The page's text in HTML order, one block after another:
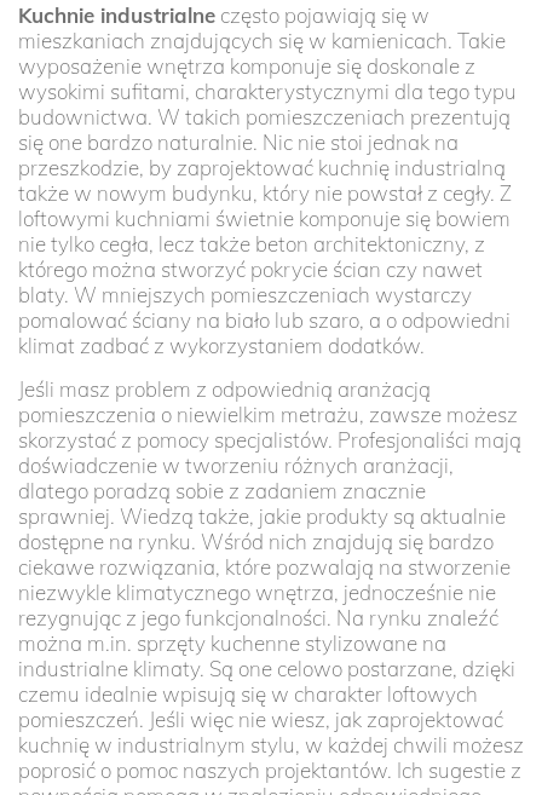
Kuchnie industrialne często pojawiają się w
mieszkaniach znajdujących się w kamienicach. Takie
wyposażenie wnętrza komponuje się doskonale z
wysokimi sufitami, charakterystycznymi dla tego typu
budownictwa. W takich pomieszczeniach prezentują
się one bardzo naturalnie. Nic nie stoi jednak na
przeszkodzie, by zaprojektować kuchnię industrialną
także w nowym budynku, który nie powstał z cegły. Z
loftowymi kuchniami świetnie komponuje się bowiem
nie tylko cegła, lecz także beton architektoniczny, z
którego można stworzyć pokrycie ścian czy nawet
blaty. W mniejszych pomieszczeniach wystarczy
pomalować ściany na biało lub szaro, a o odpowiedni
klimat zadbać z wykorzystaniem dodatków.
Jeśli masz problem z odpowiednią aranżacją
pomieszczenia o niewielkim metrażu, zawsze możesz
skorzystać z pomocy specjalistów. Profesjonaliści mają
doświadczenie w tworzeniu różnych aranżacji,
dlatego poradzą sobie z zadaniem znacznie
sprawniej. Wiedzą także, jakie produkty są aktualnie
dostępne na rynku. Wśród nich znajdują się bardzo
ciekawe rozwiązania, które pozwalają na stworzenie
niezwykle klimatycznego wnętrza, jednocześnie nie
rezygnując z jego funkcjonalności. Na rynku znaleźć
można m.in. sprzęty kuchenne stylizowane na
industrialne klimaty. Są one celowo postarzane, dzięki
czemu idealnie wpisują się w charakter loftowych
pomieszczeń. Jeśli więc nie wiesz, jak zaprojektować
kuchnię w industrialnym stylu, w każdej chwili możesz
poprosić o pomoc naszych projektantów. Ich sugestie z